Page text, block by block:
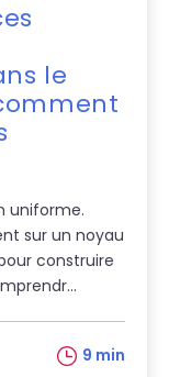
le
uniforme.
sur un noyau
construire
9 min